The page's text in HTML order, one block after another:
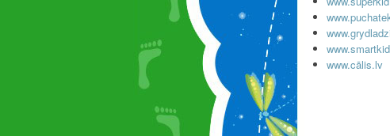
www.cālis.lv